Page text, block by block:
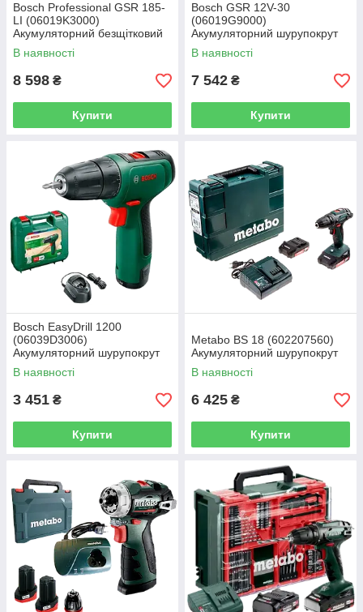
Bosch Professional GSR 185-
LI (06019K3000)
Акумуляторний безщітковий
шурупокрут
В наявності
8 598 ₴
Купити
Bosch GSR 12V-30
(06019G9000)
Акумуляторний шурупокрут
В наявності
7 542 ₴
Купити
Bosch EasyDrill 1200
(06039D3006)
Акумуляторний шурупокрут
В наявності
3 451 ₴
Купити
Metabo BS 18 (602207560)
Акумуляторний шурупокрут
В наявності
6 425 ₴
Купити